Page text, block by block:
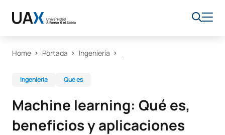
Home Portada Ingeniería
Ingeniería Qué es
Machine learning: Qué es,
beneficios y aplicaciones